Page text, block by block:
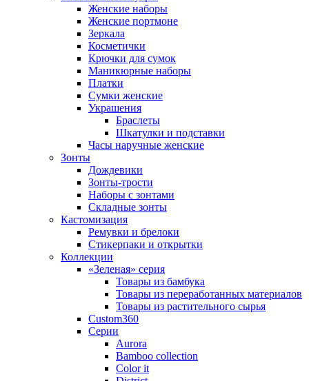
Женские наборы
Женские портмоне
Зеркала
Косметички
Крючки для сумок
Маникюрные наборы
Платки
Сумки женские
Украшения
Браслеты
Шкатулки и подставки
Часы наручные женские
Зонты
Дождевики
Зонты-трости
Наборы с зонтами
Складные зонты
Кастомизация
Ремувки и брелоки
Стикерпаки и открытки
Коллекции
«Зеленая» серия
Товары из бамбука
Товары из переработанных материалов
Товары из растительного сырья
Custom360
Серии
Aurora
Bamboo collection
Color it